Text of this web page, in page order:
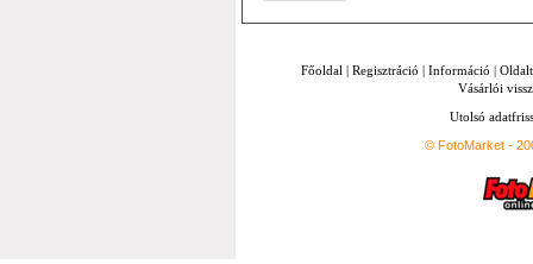
Főoldal | Regisztráció | Információ |
Vásárlói
Utolsó
© FotoMarket -